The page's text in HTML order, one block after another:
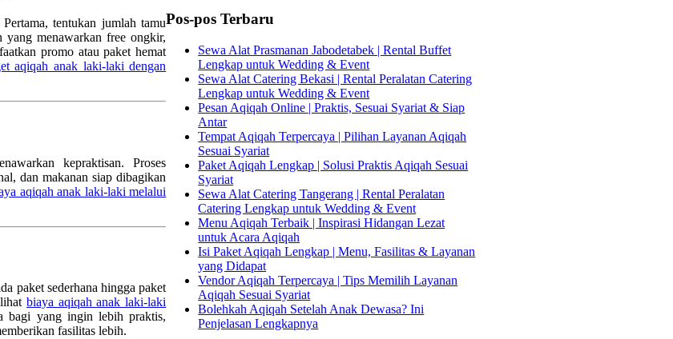
tentukan jumlah tamu
menawarkan free ongkir,
promo atau paket hemat
aqiqah anak laki-laki dengan
kepraktisan. Proses
dan makanan siap dibagikan
aqiqah anak laki-laki melalui
paket sederhana hingga paket
biaya aqiqah anak laki-laki
bagi yang ingin lebih praktis,
fasilitas lebih.
Pos-pos Terbaru
Sewa Alat Prasmanan Jabodetabek | Rental Buffet
Lengkap untuk Wedding & Event
Sewa Alat Catering Bekasi | Rental Peralatan Catering
Lengkap untuk Wedding & Event
Pesan Aqiqah Online | Praktis, Sesuai Syariat & Siap
Antar
Tempat Aqiqah Terpercaya | Pilihan Layanan Aqiqah
Sesuai Syariat
Paket Aqiqah Lengkap | Solusi Praktis Aqiqah Sesuai
Syariat
Sewa Alat Catering Tangerang | Rental Peralatan
Catering Lengkap untuk Wedding & Event
Menu Aqiqah Terbaik | Inspirasi Hidangan Lezat
untuk Acara Aqiqah
Isi Paket Aqiqah Lengkap | Menu, Fasilitas & Layanan
yang Didapat
Vendor Aqiqah Terpercaya | Tips Memilih Layanan
Aqiqah Sesuai Syariat
Bolehkah Aqiqah Setelah Anak Dewasa? Ini
Penjelasan Lengkapnya